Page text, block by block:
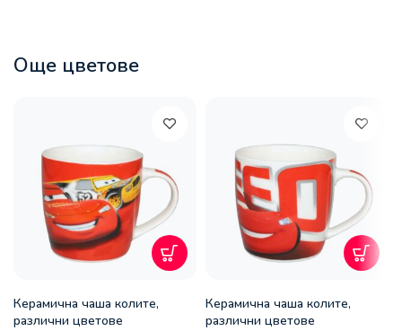
Още цветове
Керамична чаша колите,
различни цветове
Керамична чаша колите,
различни цветове